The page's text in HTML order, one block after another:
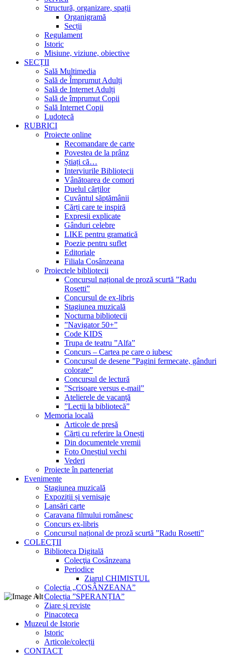
Structură, organizare, spații
Organigramă
Secții
Regulament
Istoric
Misiune, viziune, obiective
SECȚII
Sală Multimedia
Sală de Împrumut Adulți
Sală de Internet Adulți
Sală de împrumut Copii
Sală Internet Copii
Ludotecă
RUBRICI
Proiecte online
Recomandare de carte
Povestea de la prânz
Știați că…
Interviurile Bibliotecii
Vânătoarea de comori
Duelul cărților
Cuvântul săptămânii
Cărți care te inspiră
Expresii explicate
Gânduri celebre
LIKE pentru gramatică
Poezie pentru suflet
Editoriale
Filiala Cosânzeana
Proiectele bibliotecii
Concursul național de proză scurtă ”Radu
Rosetti”
Concursul de ex-libris
Stagiunea muzicală
Nocturna bibliotecii
”Navigator 50+”
Code KIDS
Trupa de teatru ”Alfa”
Concurs – Cartea pe care o iubesc
Concursul de desene ”Pagini fermecate, gânduri
colorate”
Concursul de lectură
”Scrisoare versus e-mail”
Atelierele de vacanță
”Lecții la bibliotecă”
Memoria locală
Articole de presă
Cărți cu referire la Onești
Din documentele vremii
Foto Oneștiul vechi
Vederi
Proiecte în parteneriat
Evenimente
Stagiunea muzicală
Expoziții și vernisaje
Lansări carte
Caravana filmului românesc
Concurs ex-libris
Concursul național de proză scurtă ”Radu Rosetti”
COLECŢII
Biblioteca Digitală
Colecţia Cosânzeana
Periodice
Ziarul CHIMISTUL
Colecția „COSÂNZEANA”
Colecția ”SPERANȚIA”
Ziare și reviste
Pinacoteca
Muzeul de Istorie
Istoric
Articole/colecții
CONTACT